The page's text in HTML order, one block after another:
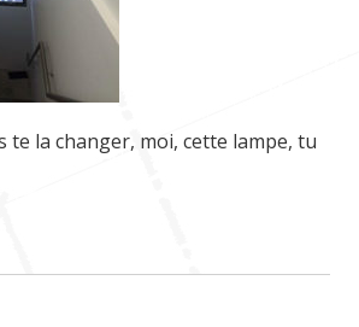
te la changer, moi, cette lampe, tu